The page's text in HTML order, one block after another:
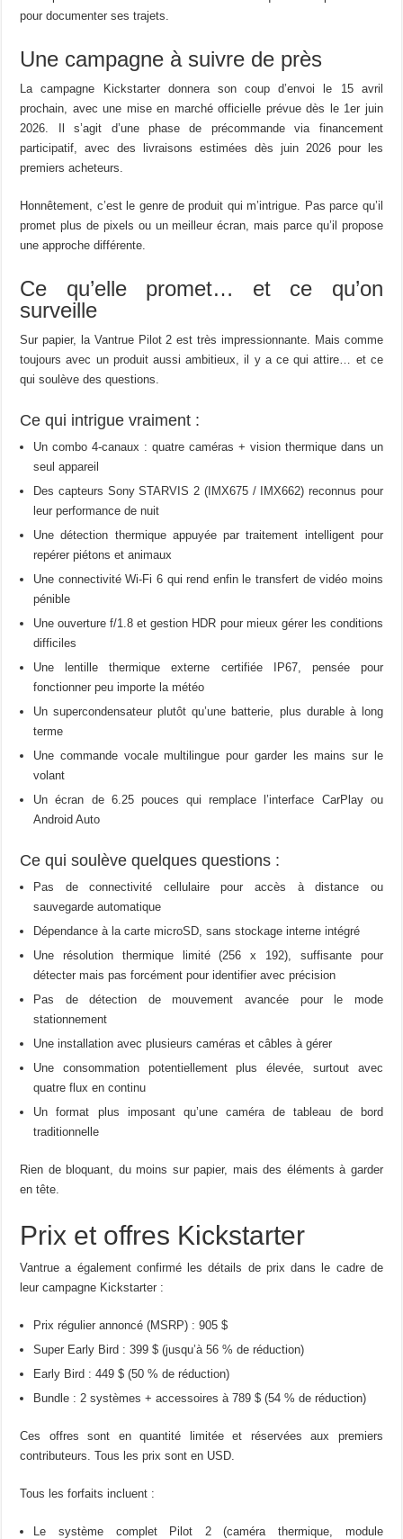
pour documenter ses trajets.
Une campagne à suivre de près
La campagne Kickstarter donnera son coup d’envoi le 15 avril
prochain, avec une mise en marché officielle prévue dès le 1er juin
2026. Il s’agit d’une phase de précommande via financement
participatif, avec des livraisons estimées dès juin 2026 pour les
premiers acheteurs.
Honnêtement, c’est le genre de produit qui m’intrigue. Pas parce qu’il
promet plus de pixels ou un meilleur écran, mais parce qu’il propose
une approche différente.
Ce qu’elle promet… et ce qu’on
surveille
Sur papier, la Vantrue Pilot 2 est très impressionnante. Mais comme
toujours avec un produit aussi ambitieux, il y a ce qui attire… et ce
qui soulève des questions.
Ce qui intrigue vraiment :
Un combo 4-canaux : quatre caméras + vision thermique dans un
seul appareil
Des capteurs Sony STARVIS 2 (IMX675 / IMX662) reconnus pour
leur performance de nuit
Une détection thermique appuyée par traitement intelligent pour
repérer piétons et animaux
Une connectivité Wi-Fi 6 qui rend enfin le transfert de vidéo moins
pénible
Une ouverture f/1.8 et gestion HDR pour mieux gérer les conditions
difficiles
Une lentille thermique externe certifiée IP67, pensée pour
fonctionner peu importe la météo
Un supercondensateur plutôt qu’une batterie, plus durable à long
terme
Une commande vocale multilingue pour garder les mains sur le
volant
Un écran de 6.25 pouces qui remplace l’interface CarPlay ou
Android Auto
Ce qui soulève quelques questions :
Pas de connectivité cellulaire pour accès à distance ou
sauvegarde automatique
Dépendance à la carte microSD, sans stockage interne intégré
Une résolution thermique limité (256 x 192), suffisante pour
détecter mais pas forcément pour identifier avec précision
Pas de détection de mouvement avancée pour le mode
stationnement
Une installation avec plusieurs caméras et câbles à gérer
Une consommation potentiellement plus élevée, surtout avec
quatre flux en continu
Un format plus imposant qu’une caméra de tableau de bord
traditionnelle
Rien de bloquant, du moins sur papier, mais des éléments à garder
en tête.
Prix et offres Kickstarter
Vantrue a également confirmé les détails de prix dans le cadre de
leur campagne Kickstarter :
Prix régulier annoncé (MSRP) : 905 $
Super Early Bird : 399 $ (jusqu’à 56 % de réduction)
Early Bird : 449 $ (50 % de réduction)
Bundle : 2 systèmes + accessoires à 789 $ (54 % de réduction)
Ces offres sont en quantité limitée et réservées aux premiers
contributeurs. Tous les prix sont en USD.
Tous les forfaits incluent :
Le système complet Pilot 2 (caméra thermique, module